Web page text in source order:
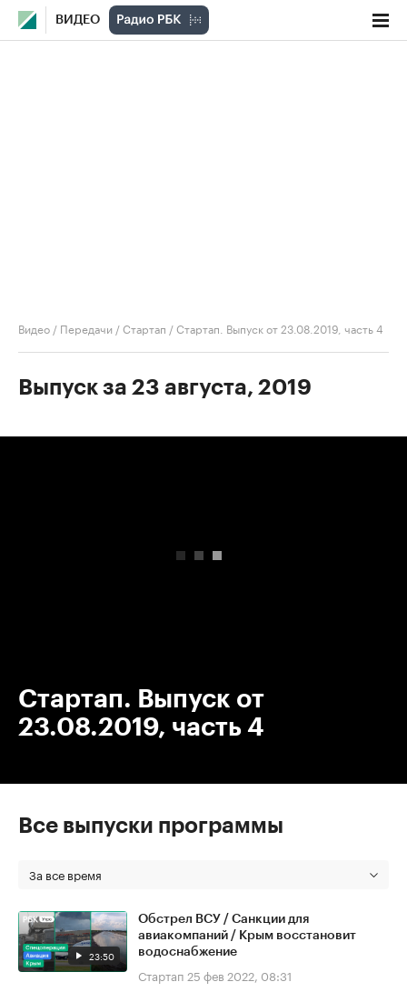
ВИДЕО
Видео / Передачи /Стартап /Стартап. Выпуск от 23.08.2019, часть 4
Выпуск за 23 августа, 2019
Стартап. Выпуск от
23.08.2019, часть 4
Все выпуски программы
За все время
23:50
Обстрел ВСУ / Санкции для
авиакомпаний / Крым восстановит
водоснабжение
Стартап 25 фев 2022, 08:31